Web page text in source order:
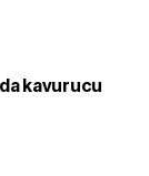
kavurucu